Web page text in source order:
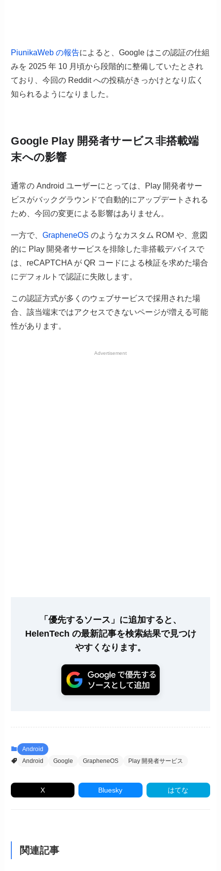
PiunikaWeb の報告によると、Google はこの認証の仕組
みを 2025 年 10 月頃から段階的に整備していたとされ
ており、今回の Reddit への投稿がきっかけとなり広く
知られるようになりました。
Google Play 開発者サービス非搭載端
末への影響
通常の Android ユーザーにとっては、Play 開発者サー
ビスがバックグラウンドで自動的にアップデートされる
ため、今回の変更による影響はありません。
一方で、GrapheneOS のようなカスタム ROM や、意図
的に Play 開発者サービスを排除した非搭載デバイスで
は、reCAPTCHA が QR コードによる検証を求めた場合
にデフォルトで認証に失敗します。
この認証方式が多くのウェブサービスで採用された場
合、該当端末ではアクセスできないページが増える可能
性があります。
Advertisement
「優先するソース」に追加すると、
HelenTech の最新記事を検索結果で見つけ
やすくなります。
Android
Android
Google GrapheneOS Play 開発者サービス
X Bluesky はてな
関連記事